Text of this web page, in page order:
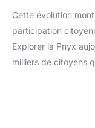
Cette évolution
participation
Explorer la Pnyx
milliers de citoyens